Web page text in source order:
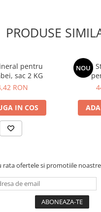
PRODUSE
pentru
sac 2 KG
RON
IN COS
NOU
Furaj
rata ofertele si promotiile noastre